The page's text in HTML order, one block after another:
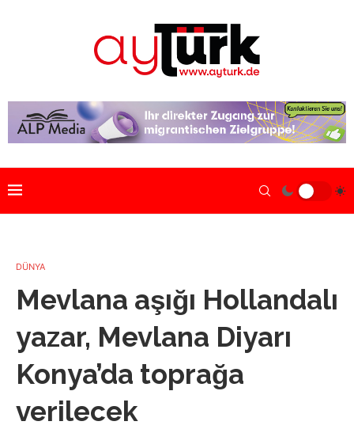
DÜNYA
Mevlana aşığı Hollandalı
yazar, Mevlana Diyarı
Konya’da toprağa
verilecek